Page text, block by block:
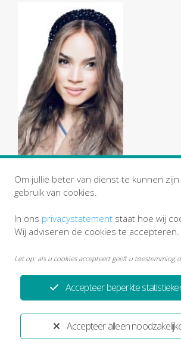
Privacystatement
Ontwikkeld door:
Accepteer alleen
Accepteer beperkte
Om jullie beter van dienst te kunnen zijn
gebruik van cookies.
In ons privacystatement staat hoe wij
Wij adviseren de cookies te accepteren.
Let op: als u cookies accepteert geeft u toestemming